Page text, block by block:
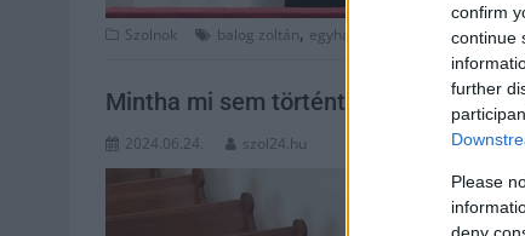
confirm
continue
further
Please
deny
Szolnok balog zoltán, egyház református,
Mintha mi sem történt volna –
2024.06.24. szol24.hu